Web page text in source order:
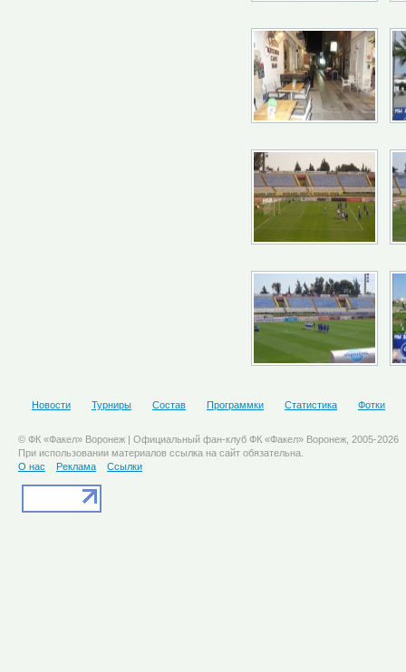
Новости Турниры Состав Программки Статистика Фотки
© ФК «Факел» Воронеж | Официальный фан-клуб ФК «Факел» Воронеж, 2005-2026
При использовании материалов ссылка на сайт обязательна.
О нас
Реклама Ссылки